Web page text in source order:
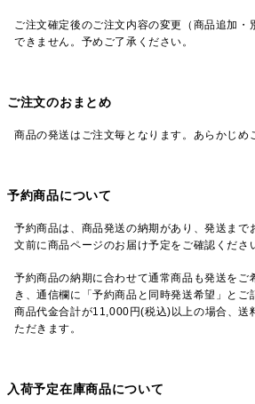
ご注文確定後のご注文内容の変更（商品追加・
できません。予めご了承ください。
ご注文のおまとめ
商品の発送はご注文毎となります。あらかじめ
予約商品について
予約商品は、商品発送の納期があり、発送まで
文前に商品ページのお届け予定をご確認くださ
予約商品の納期に合わせて通常商品も発送をご
き、通信欄に「予約商品と同時発送希望」とご
商品代金合計が11,000円(税込)以上の場合、送
ただきます。
入荷予定在庫商品について